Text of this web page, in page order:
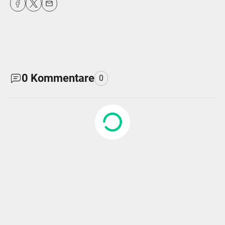
0 Kommentare 0